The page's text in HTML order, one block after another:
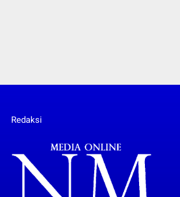
Redaksi